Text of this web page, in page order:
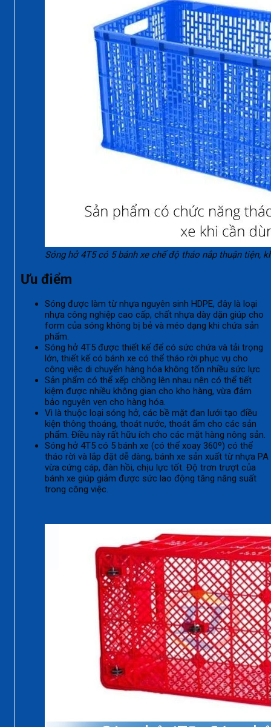
Sóng hở 4T5 có 5 bánh xe chế độ tháo nắp thuận tiện,
Ưu điểm
Sóng được làm từ nhựa nguyên sinh HDPE, đây là loại
nhựa công nghiệp cao cấp, chất nhựa dày dặn giúp cho
form của sóng không bị bẻ và méo dạng khi chứa sản
phẩm.
Sóng hở 4T5 được thiết kế để có sức chứa và tải trọng
lớn, thiết kế có bánh xe có thể tháo rời phục vụ cho
công việc di chuyển hàng hóa không tốn nhiều sức lực
Sản phẩm có thể xếp chồng lên nhau nên có thể tiết
kiệm được nhiều không gian cho kho hàng, vừa đảm
bảo nguyên vẹn cho hàng hóa.
Vì là thuộc loại sóng hở, các bề mặt đan lưới tạo điều
kiện thông thoáng, thoát nước, thoát ẩm cho các sản
phẩm. Điều này rất hữu ích cho các mặt hàng nông sản.
Sóng hở 4T5 có 5 bánh xe (có thể xoay 360º) có thể
tháo rời và lắp đặt dễ dàng, bánh xe sản xuất từ nhựa PA
vừa cứng cáp, đàn hồi, chịu lực tốt. Độ trơn trượt của
bánh xe giúp giảm được sức lao động tăng năng suất
trong công việc.